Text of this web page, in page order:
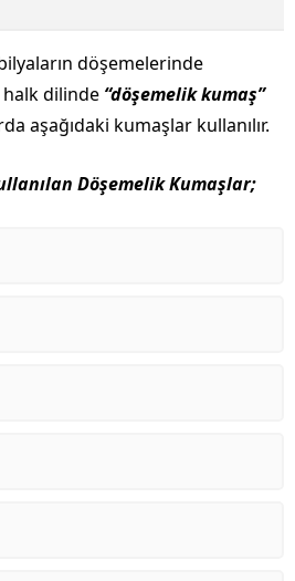
döşemelerinde
halk dilinde “döşemelik kumaş”
aşağıdaki kumaşlar kullanılır.
Döşemelik Kumaşlar;